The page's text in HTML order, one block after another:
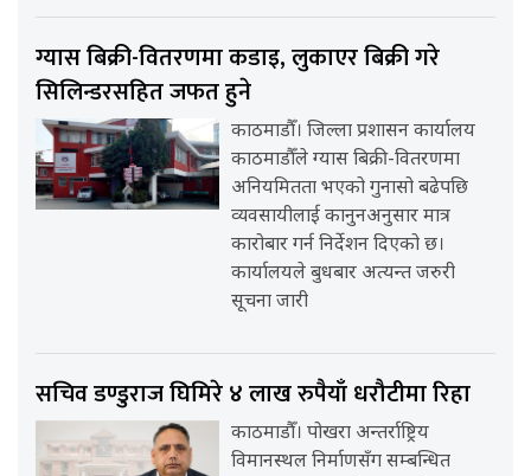
ग्यास बिक्री-वितरणमा कडाइ, लुकाएर बिक्री गरे
सिलिन्डरसहित जफत हुने
काठमाडौँ। जिल्ला प्रशासन कार्यालय
काठमाडौँले ग्यास बिक्री-वितरणमा
अनियमितता भएको गुनासो बढेपछि
व्यवसायीलाई कानुनअनुसार मात्र
कारोबार गर्न निर्देशन दिएको छ।
कार्यालयले बुधबार अत्यन्त जरुरी
सूचना जारी
सचिव डण्डुराज घिमिरे ४ लाख रुपैयाँ धरौटीमा रिहा
काठमाडौँ। पोखरा अन्तर्राष्ट्रिय
विमानस्थल निर्माणसँग सम्बन्धित